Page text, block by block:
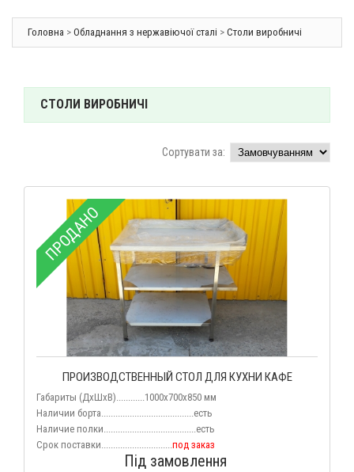
Головна > Обладнання з нержавіючої сталі > Столи виробничі
СТОЛИ ВИРОБНИЧІ
Сортувати за:
ПРОДАНО
ПРОИЗВОДСТВЕННЫЙ СТОЛ ДЛЯ КУХНИ КАФЕ
Габариты (ДхШхВ)............1000х700х850 мм
Наличии борта.......................................есть
Наличие полки.......................................есть
Срок поставки..............................под заказ
Під замовлення